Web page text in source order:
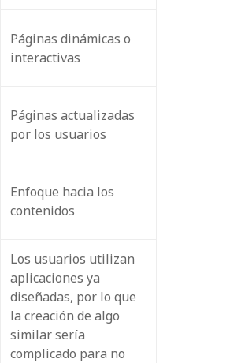
Páginas dinámicas o
interactivas
Páginas actualizadas
por los usuarios
Enfoque hacia los
contenidos
Los usuarios utilizan
aplicaciones ya
diseñadas, por lo que
la creación de algo
similar sería
complicado para no